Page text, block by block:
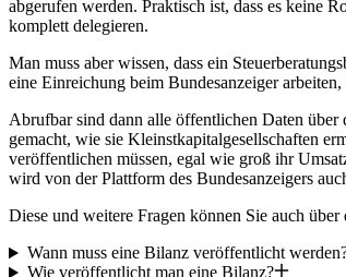
abgerufen werden. Praktisch ist, dass es keine
komplett delegieren.
Man muss aber wissen, dass ein
eine Einreichung beim Bundesanzeiger
Abrufbar sind dann alle öffentlichen Daten über
gemacht, wie sie Kleinstkapitalgesellschaften
veröffentlichen müssen, egal wie groß ihr
wird von der Plattform des Bundesanzeigers
Diese und weitere Fragen können Sie auch
Wann muss eine Bilanz veröffentlicht
Wie veröffentlicht man eine Bilanz?